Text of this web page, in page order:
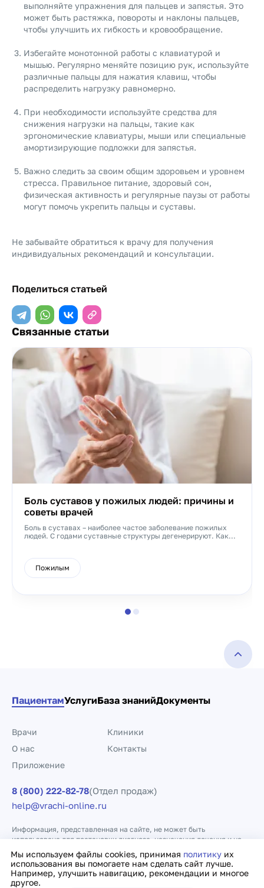
выполняйте упражнения для пальцев и запястья. Это
может быть растяжка, повороты и наклоны пальцев,
чтобы улучшить их гибкость и кровообращение.
Избегайте монотонной работы с клавиатурой и
мышью. Регулярно меняйте позицию рук, используйте
различные пальцы для нажатия клавиш, чтобы
распределить нагрузку равномерно.
При необходимости используйте средства для
снижения нагрузки на пальцы, такие как
эргономические клавиатуры, мыши или специальные
амортизирующие подложки для запястья.
Важно следить за своим общим здоровьем и уровнем
стресса. Правильное питание, здоровый сон,
физическая активность и регулярные паузы от работы
могут помочь укрепить пальцы и суставы.
Не забывайте обратиться к врачу для получения
индивидуальных рекомендаций и консультации.
Поделиться статьей
Связанные статьи
Боль суставов у пожилых людей: причины и
советы врачей
Боль в суставах – наиболее частое заболевание пожилых
людей. С годами суставные структуры дегенерируют. Как...
Пожилым
Мы используем файлы cookies, принимая политику их
использования вы помогаете нам сделать сайт лучше.
Например, улучшить навигацию, рекомендации и многое
другое.
ПациентамУслугиБаза знанийДокументы
Врачи
Клиники
О нас
Контакты
Приложение
8 (800) 222-82-78(Отдел продаж)
help@vrachi-online.ru
Информация, представленная на сайте, не может быть
использована для постановки диагноза, назначения лечения и не
заменяет прием врача.
Политика конфиденциальности Договор оферты